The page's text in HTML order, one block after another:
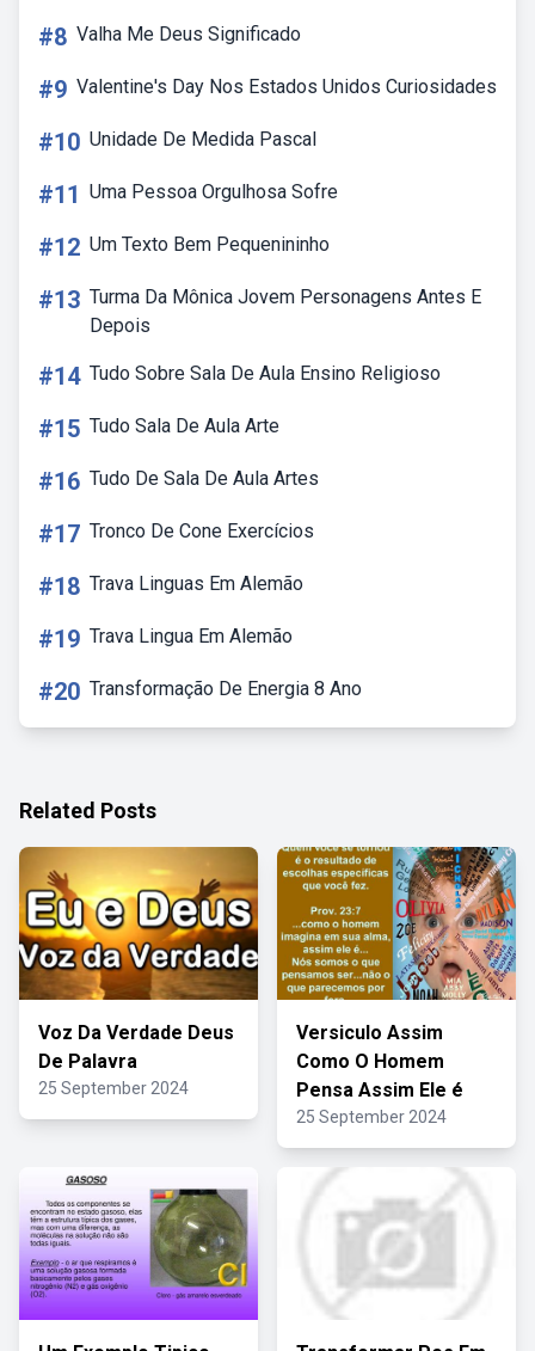
#8 Valha Me Deus Significado
#9 Valentine's Day Nos Estados Unidos Curiosidades
#10 Unidade De Medida Pascal
#11 Uma Pessoa Orgulhosa Sofre
#12 Um Texto Bem Pequenininho
#13 Turma Da Mônica Jovem Personagens Antes E
Depois
#14 Tudo Sobre Sala De Aula Ensino Religioso
#15 Tudo Sala De Aula Arte
#16 Tudo De Sala De Aula Artes
#17 Tronco De Cone Exercícios
#18 Trava Linguas Em Alemão
#19 Trava Lingua Em Alemão
#20 Transformação De Energia 8 Ano
Related Posts
Voz Da Verdade Deus
De Palavra
25 September 2024
Versiculo Assim
Como O Homem
Pensa Assim Ele é
25 September 2024